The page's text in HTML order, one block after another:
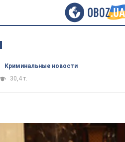
Криминальные новости
30,4 т.